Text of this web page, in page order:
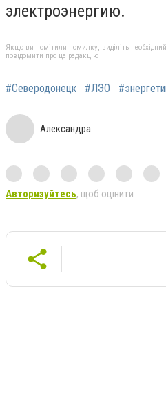
электроэнергию.
Якщо ви помітили помилку, виділіть
повідомити про це редакцію
#Северодонецк #ЛЭО
Александра
Авторизуйтесь, щоб оцінити